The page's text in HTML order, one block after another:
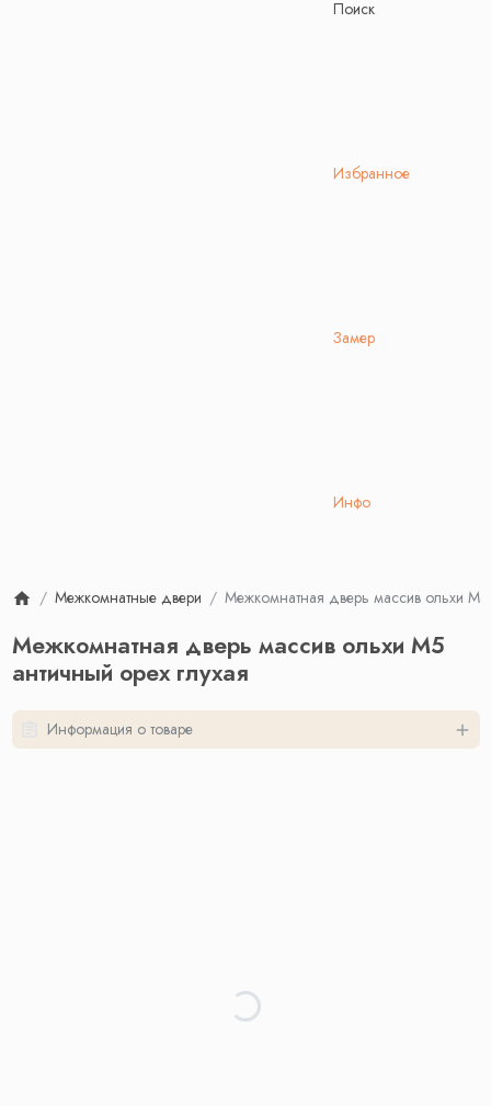
Поиск
Избранное
Замер
Инфо
Межкомнатные двери Межкомнатная дверь массив ольхи М5
Межкомнатная дверь массив ольхи М5
античный орех глухая
Информация о товаре